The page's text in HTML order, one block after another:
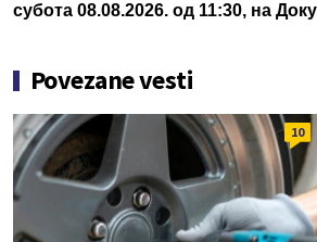
субота 08.08.2026. од 11:30, на
Povezane vesti
10